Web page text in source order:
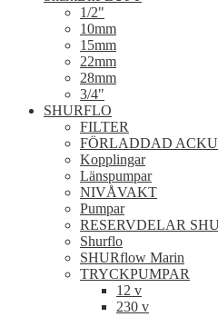
1/2"
10mm
15mm
22mm
28mm
3/4"
SHURFLO
FILTER
FÖRLADDAD
Kopplingar
Länspumpar
NIVÅVAKT
Pumpar
RESERVDELAR
Shurflo
SHURflow Marin
TRYCKPUMPAR
12 v
230 v